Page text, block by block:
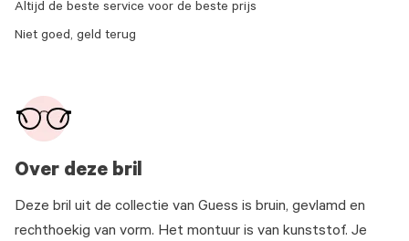
Over deze bril
Deze bril uit de collectie van Guess is bruin, gevlamd en
rechthoekig van vorm. Het montuur is van kunststof. Je
Altijd de beste service voor de beste prijs
Niet goed, geld terug